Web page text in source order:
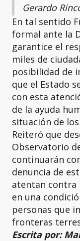
Gerardo
En tal sentido
formal ante la
garantice el
miles de
posibilidad de
que el Estado
con esta
de la ayuda
situación de
Reiteró que
Observatorio
continuarán
denuncia de
atentan contra
en una
personas que
fronteras
Escrita por: